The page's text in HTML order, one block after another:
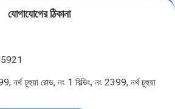
যোগাযোগের ঠিকানা
নর্থ চুহুয়া রোড, নং 1 বিল্ডিং, নং 2399, নর্থ চুহুয়া